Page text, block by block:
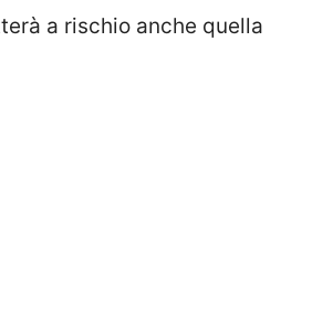
a rischio anche quella